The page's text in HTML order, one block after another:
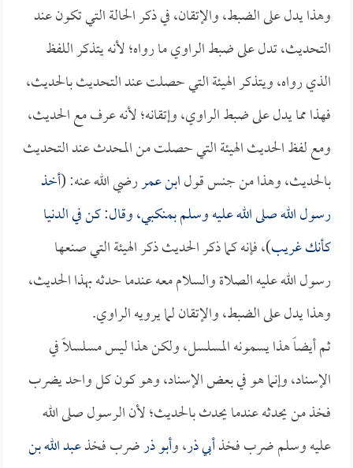
وهذا يدل على الضبط، والإتقان، في ذكر الحالة التي تكون عند
التحديث، تدل على ضبط الراوي ما رواه؛ لأنه يتذكر اللفظ
الذي رواه، ويتذكر الهيئة التي حصلت عند التحديث بالحديث،
فهذا مما يدل على ضبط الراوي، وإتقانه؛ لأنه عرف مع الحديث،
ومع لفظ الحديث الهيئة التي حصلت من المحدث عند التحديث
بالحديث، وهذا من جنس قولابن عمررضي الله عنه: (أخذ
رسول الله صلى الله عليه وسلم بمنكبي، وقال: كن في الدنيا
كأنك غريب)، فإنه كما ذكر الحديث ذكر الهيئة التي صنعها
رسول الله عليه الصلاة والسلام معه عندما حدثه بهذا الحديث،
وهذا يدل على الضبط، والإتقان لما يرويه الراوي.
ثم أيضاً هذا يسمونه المسلسل، ولكن هذا ليس مسلسلاً في
الإسناد، وإنما هو في بعض الإسناد، وهو كون كل واحد يضرب
فخذ من يحدثه عندما يحدث بالحديث؛ لأن الرسول صلى الله
عليه وسلم ضرب فخذأبي ذر، وأبو ذرضرب فخذعبد الله بن